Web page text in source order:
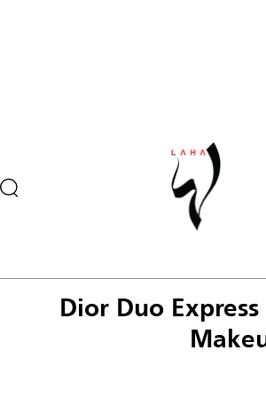
Dior Duo